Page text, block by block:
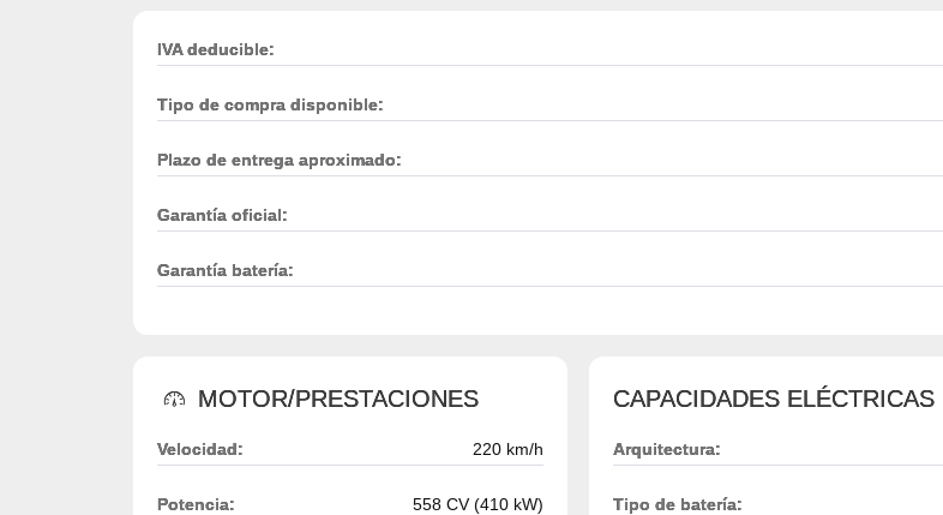
IVA deducible:
Tipo de compra disponible:
Plazo de entrega aproximado:
Garantía oficial:
Garantía batería:
MOTOR/PRESTACIONES
Velocidad: 220 km/h
Potencia: 558 CV (410 kW)
CAPACIDADES ELÉCTRICAS
Arquitectura:
Tipo de batería: